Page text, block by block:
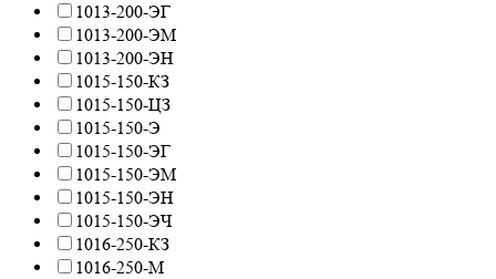
1013-200-ЭГ
1013-200-ЭМ
1013-200-ЭН
1015-150-КЗ
1015-150-ЦЗ
1015-150-Э
1015-150-ЭГ
1015-150-ЭМ
1015-150-ЭН
1015-150-ЭЧ
1016-250-КЗ
1016-250-М